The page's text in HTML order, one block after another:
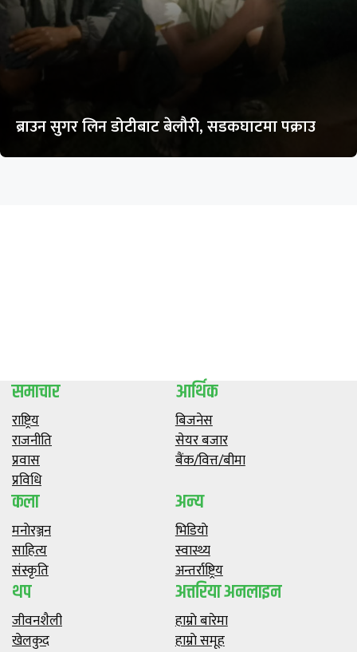
ब्राउन सुगर लिन डोटीबाट बेलौरी, सडकघाटमा पक्राउ
समाचार
राष्ट्रिय
राजनीति
प्रवास
प्रविधि
आर्थिक
बिजनेस
सेयर बजार
बैंक/वित्त/बीमा
कला
मनाेरञ्जन
साहित्य
संस्कृति
अन्य
भिडियाे
स्वास्थ्य
अन्तर्राष्ट्रिय
थप
जीवनशैली
खेलकुद
अत्तरिया अनलाइन
हाम्राे बारेमा
हाम्राे समूह